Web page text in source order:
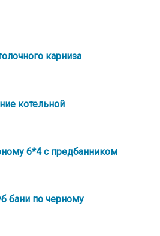
карниза
котельной
6*4 с предбанником
бани по черному